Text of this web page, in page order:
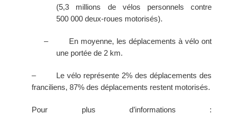
(5,3 millions de vélos personnels contre
500 000 deux-roues motorisés).
–
En moyenne, les déplacements à vélo ont
une portée de 2 km.
–
Le vélo représente 2% des déplacements des
franciliens, 87% des déplacements restent motorisés.
Pour plus d’informations :